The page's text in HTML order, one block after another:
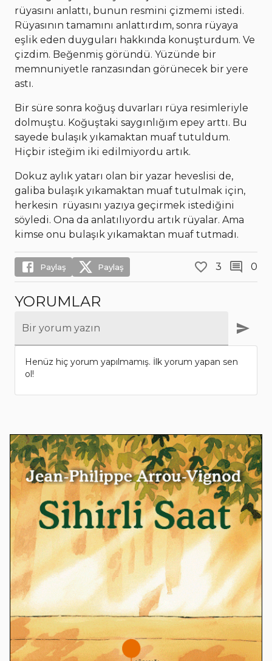
rüyasını anlattı, bunun resmini çizmemi istedi.
Rüyasının tamamını anlattırdım, sonra rüyaya
eşlik eden duyguları hakkında konuşturdum. Ve
çizdim. Beğenmiş göründü. Yüzünde bir
memnuniyetle ranzasından görünecek bir yere
astı.
Bir süre sonra koğuş duvarları rüya resimleriyle
dolmuştu. Koğuştaki saygınlığım epey arttı. Bu
sayede bulaşık yıkamaktan muaf tutuldum.
Hiçbir isteğim iki edilmiyordu artık.
Dokuz aylık yatarı olan bir yazar heveslisi de,
galiba bulaşık yıkamaktan muaf tutulmak için,
herkesin rüyasını yazıya geçirmek istediğini
söyledi. Ona da anlatılıyordu artık rüyalar. Ama
kimse onu bulaşık yıkamaktan muaf tutmadı.
Paylaş Paylaş 3 0
YORUMLAR
Bir yorum yazın
Henüz hiç yorum yapılmamış. İlk yorum yapan sen
ol!